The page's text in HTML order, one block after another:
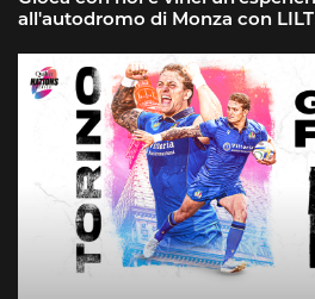
all'autodromo di Monza con